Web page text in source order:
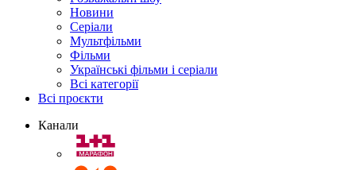
Новини
Серіали
Мультфільми
Фільми
Українські фільми і серіали
Всі категорії
Всі проєкти
Канали